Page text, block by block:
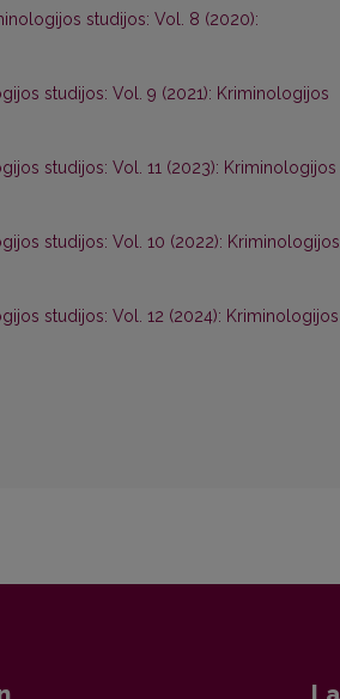
studijos: Vol. 8 (2020):
studijos: Vol. 9 (2021): Kriminologijos
studijos: Vol. 11 (2023): Kriminologijos
studijos: Vol. 10 (2022): Kriminologijos
studijos: Vol. 12 (2024): Kriminologijos